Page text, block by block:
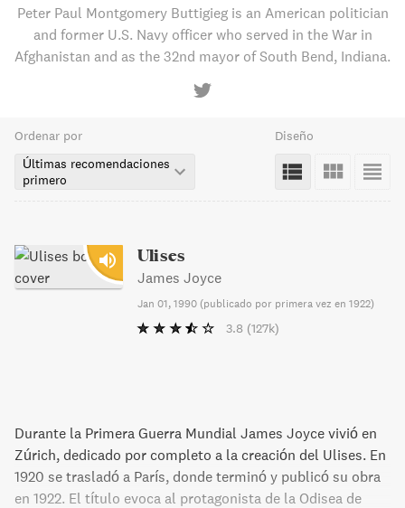
Peter Paul Montgomery Buttigieg is an American politician
and former U.S. Navy officer who served in the War in
Afghanistan and as the 32nd mayor of South Bend, Indiana.
Ordenar por
Últimas recomendaciones
primero
Diseño
Ulises
James Joyce
Jan 01, 1990 (publicado por primera vez en 1922)
3.8 (127k)
Durante la Primera Guerra Mundial James Joyce vivió en
Zúrich, dedicado por completo a la creación del Ulises. En
1920 se trasladó a París, donde terminó y publicó su obra
en 1922. El título evoca al protagonista de la Odisea de